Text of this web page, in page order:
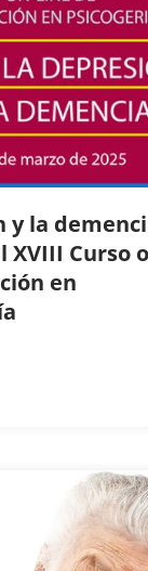
y la
XVIII Curso
en